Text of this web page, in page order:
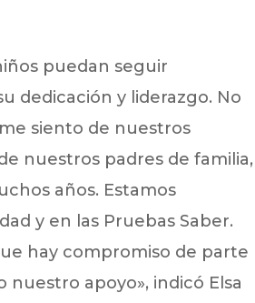
puedan seguir
dedicación y liderazgo. No
siento de nuestros
nuestros padres de familia,
años. Estamos
y en las Pruebas Saber.
hay compromiso de parte
apoyo», indicó Elsa